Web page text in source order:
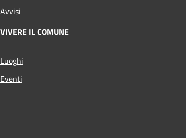
Avvisi
VIVERE IL COMUNE
Luoghi
Eventi